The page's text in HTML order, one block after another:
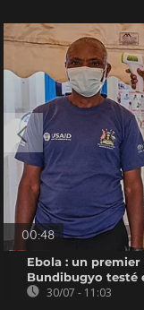
00:48
Ebola : un
Bundibugyo testé
30/07 - 11:03